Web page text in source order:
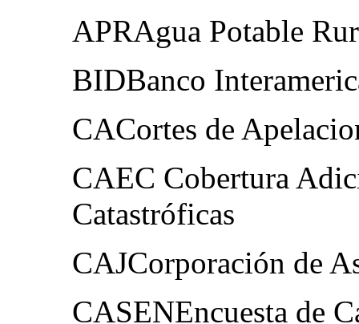
APRAgua Potable
BIDBanco
CACortes de
CAEC Cobertura
Catastróficas
CAJCorporación de
CASENEncuesta de